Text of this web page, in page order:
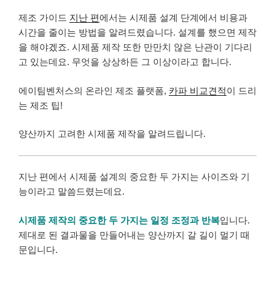
제조 가이드 지난 편에서는 시제품 설계 단계에서 비용과
시간을 줄이는 방법을 알려드렸습니다. 설계를 했으면 제작
을 해야겠죠. 시제품 제작 또한 만만치 않은 난관이 기다리
고 있는데요. 무엇을 상상하든 그 이상이라고 합니다.
에이팀벤처스의 온라인 제조 플랫폼, 카파 비교견적이 드리
는 제조 팁!
양산까지 고려한 시제품 제작을 알려드립니다.
지난 편에서 시제품 설계의 중요한 두 가지는 사이즈와 기
능이라고 말씀드렸는데요.
시제품 제작의 중요한 두 가지는 일정 조정과 반복입니다.
제대로 된 결과물을 만들어내는 양산까지 갈 길이 멀기 때
문입니다.